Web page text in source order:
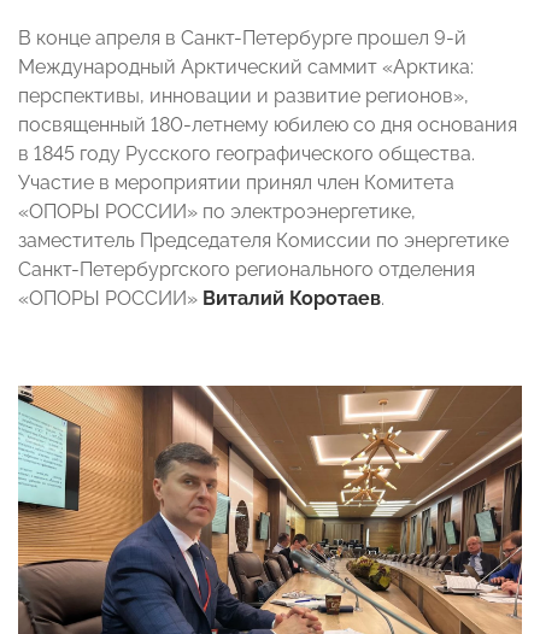
В конце апреля в Санкт-Петербурге прошел 9-й
Международный Арктический саммит «Арктика:
перспективы, инновации и развитие регионов»,
посвященный 180-летнему юбилею со дня основания
в 1845 году Русского географического общества.
Участие в мероприятии принял член Комитета
«ОПОРЫ РОССИИ» по электроэнергетике,
заместитель Председателя Комиссии по энергетике
Санкт-Петербургского регионального отделения
«ОПОРЫ РОССИИ» Виталий Коротаев.